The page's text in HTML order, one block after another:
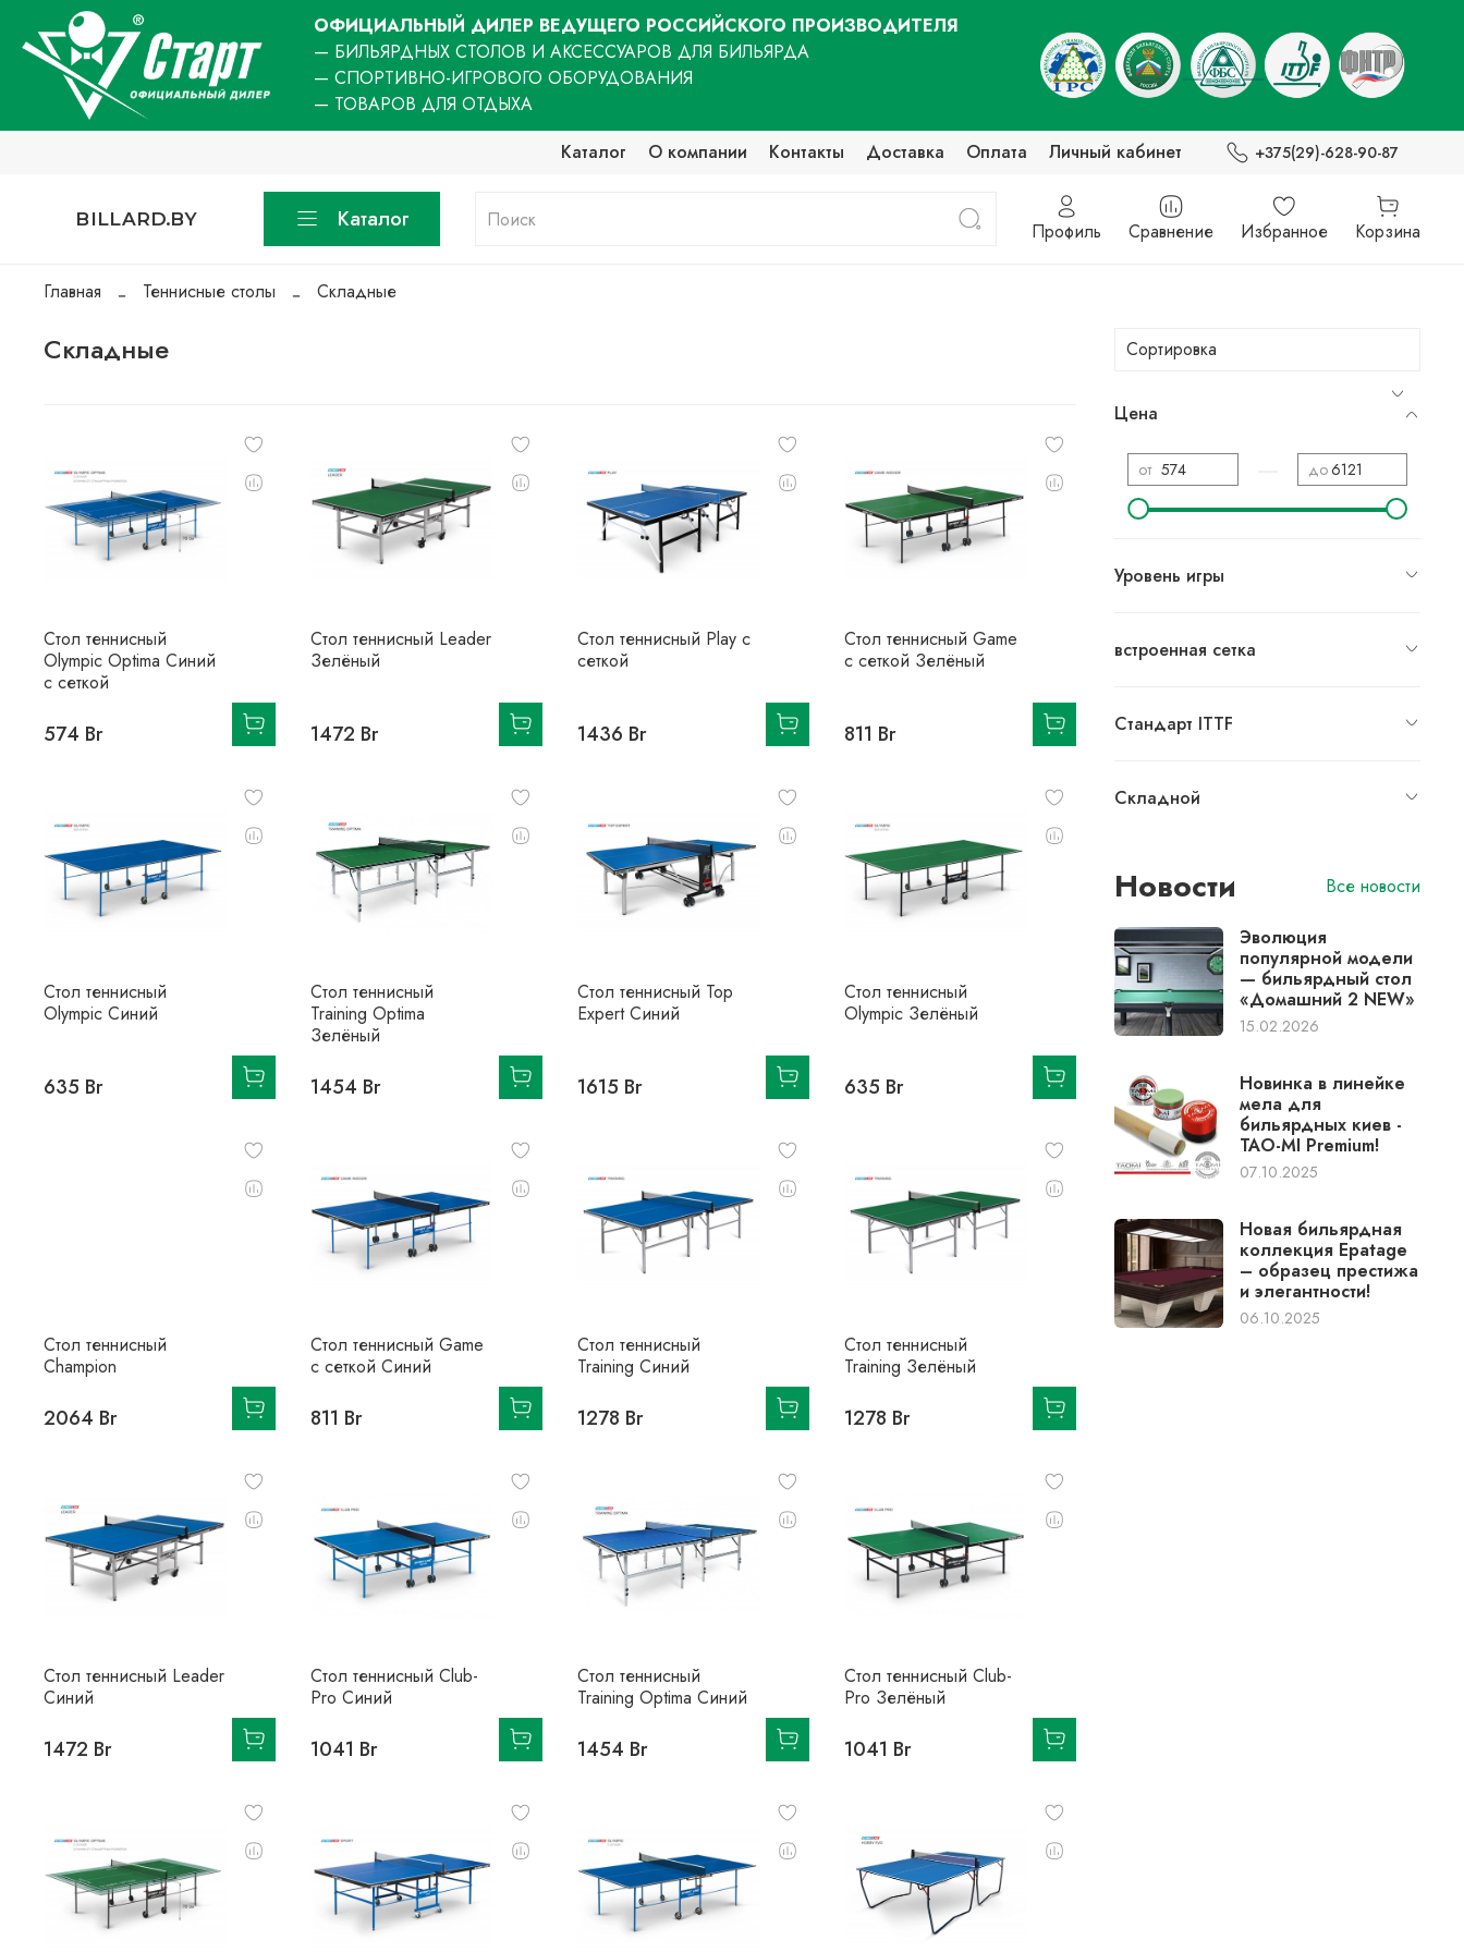
ОФИЦИАЛЬНЫЙ ДИЛЕР ВЕДУЩЕГО РОССИЙСКОГО ПРОИЗВОДИТЕЛЯ
— БИЛЬЯРДНЫХ СТОЛОВ И АКСЕССУАРОВ ДЛЯ БИЛЬЯРДА
— СПОРТИВНО-ИГРОВОГО ОБОРУДОВАНИЯ
— ТОВАРОВ ДЛЯ ОТДЫХА
Каталог
О компании Контакты Доставка Оплата Личный кабинет +375(29)-628-90-87
BILLARD.BY Каталог Профиль Сравнение Избранное Корзина
Главная Теннисные столы Складные
Складные
Стол теннисный
Olympic Optima Синий
с сеткой
574 Br
Стол теннисный Leader
Зелёный
1472 Br
Стол теннисный Play с
сеткой
1436 Br
Стол теннисный Game
с сеткой Зелёный
811 Br
Стол теннисный
Olympic Синий
635 Br
Стол теннисный
Training Optima
Зелёный
1454 Br
Стол теннисный Top
Expert Синий
1615 Br
Стол теннисный
Olympic Зелёный
635 Br
Стол теннисный
Champion
2064 Br
Стол теннисный Game
с сеткой Синий
811 Br
Стол теннисный
Training Синий
1278 Br
Стол теннисный
Training Зелёный
1278 Br
Стол теннисный Leader
Синий
1472 Br
Стол теннисный Club-
Pro Синий
1041 Br
Стол теннисный
Training Optima Синий
1454 Br
Стол теннисный Club-
Pro Зелёный
1041 Br
Цена
от до
Уровень игры
встроенная сетка
Стандарт ITTF
Складной
Новости Все новости
Эволюция
популярной модели
— бильярдный стол
«Домашний 2 NEW»
15.02.2026
Новинка в линейке
мела для
бильярдных киев -
TAO-MI Premium!
07.10.2025
Новая бильярдная
коллекция Epatage
– образец престижа
и элегантности!
06.10.2025